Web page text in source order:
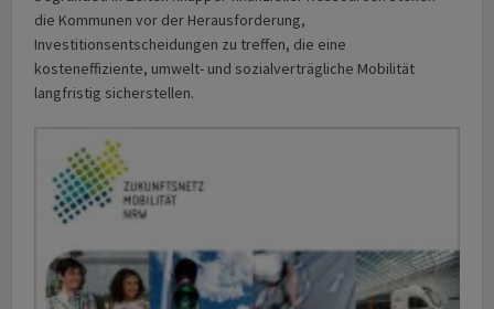
die Kommunen vor der Herausforderung,
Investitionsentscheidungen zu treffen, die eine
kosteneffiziente, umwelt- und sozialverträgliche Mobilität
langfristig sicherstellen.